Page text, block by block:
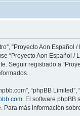
“Proyecto Aon
“Proyecto Aon Español
registrado a
“phpBB
. El software
más información